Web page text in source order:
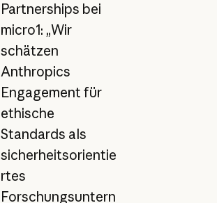
Partnerships bei
micro1: „Wir
schätzen
Anthropics
Engagement für
ethische
Standards als
sicherheitsorientie
rtes
Forschungsuntern